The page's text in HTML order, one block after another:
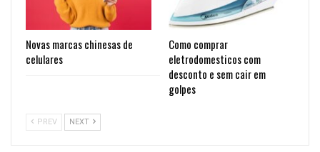
Novas marcas chinesas de
celulares
Como comprar
eletrodomesticos com
desconto e sem cair em
golpes
PREV NEXT